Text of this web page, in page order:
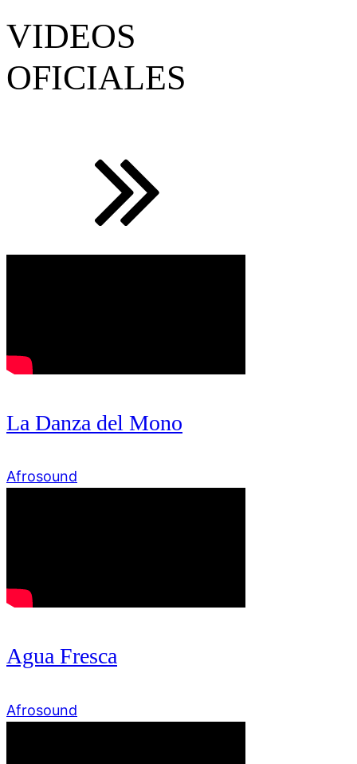
VIDEOS
OFICIALES
La Danza del Mono
Afrosound
Agua Fresca
Afrosound